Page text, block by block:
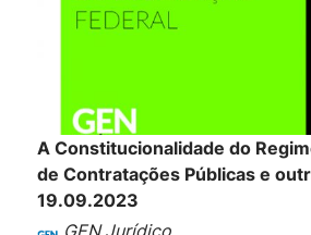
A Constitucionalidade do
de Contratações Públicas e
19.09.2023
GEN Jurídico